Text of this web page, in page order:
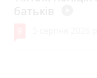
батьків